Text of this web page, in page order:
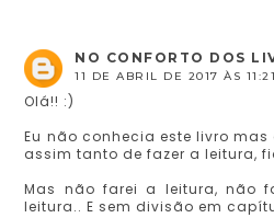
NO CONFORTO DOS
11 DE ABRIL DE 2017 ÀS 11:21
Olá!! :)
Eu não conhecia este livro
assim tanto de fazer a leitura,
Mas não farei a leitura, não
leitura.. E sem divisão em